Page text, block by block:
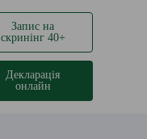
Запис на
скринінг 40+
Декларація
онлайн